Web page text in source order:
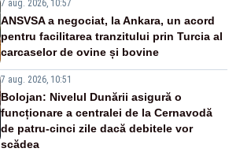
7 aug. 2026, 10:57
ANSVSA a negociat, la Ankara, un acord
pentru facilitarea tranzitului prin Turcia al
carcaselor de ovine și bovine
7 aug. 2026, 10:51
Bolojan: Nivelul Dunării asigură o
funcționare a centralei de la Cernavodă
de patru-cinci zile dacă debitele vor
scădea